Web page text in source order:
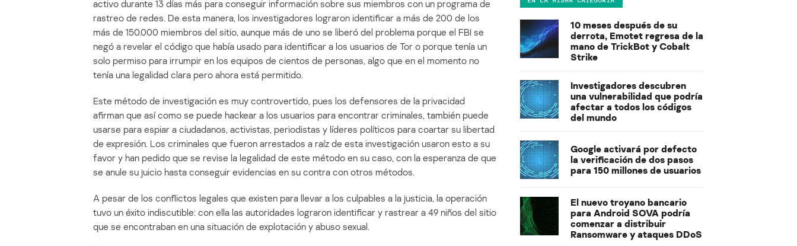
activo durante 13 días más para conseguir información sobre sus miembros con un programa de
rastreo de redes. De esta manera, los investigadores lograron identificar a más de 200 de los
más de 150.000 miembros del sitio, aunque más de uno se liberó del problema porque el FBI se
negó a revelar el código que había usado para identificar a los usuarios de Tor o porque tenía un
solo permiso para irrumpir en los equipos de cientos de personas, algo que en el momento no
tenía una legalidad clara pero ahora está permitido.
Este método de investigación es muy controvertido, pues los defensores de la privacidad
afirman que así como se puede hackear a los usuarios para encontrar criminales, también puede
usarse para espiar a ciudadanos, activistas, periodistas y líderes políticos para coartar su libertad
de expresión. Los criminales que fueron arrestados a raíz de esta investigación usaron esto a su
favor y han pedido que se revise la legalidad de este método en su caso, con la esperanza de que
se anule su juicio hasta conseguir evidencias en su contra con otros métodos.
A pesar de los conflictos legales que existen para llevar a los culpables a la justicia, la operación
tuvo un éxito indiscutible: con ella las autoridades lograron identificar y rastrear a 49 niños del sitio
que se encontraban en una situación de explotación y abuso sexual.
10 meses después de su
derrota, Emotet regresa de la
mano de TrickBot y Cobalt
Strike
Investigadores descubren
una vulnerabilidad que podría
afectar a todos los códigos
del mundo
Google activará por defecto
la verificación de dos pasos
para 150 millones de usuarios
El nuevo troyano bancario
para Android SOVA podría
comenzar a distribuir
Ransomware y ataques DDoS